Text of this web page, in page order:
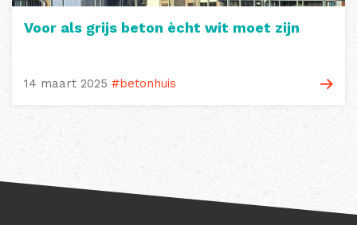
Voor als grijs beton ècht wit moet zijn
14 maart 2025 #betonhuis